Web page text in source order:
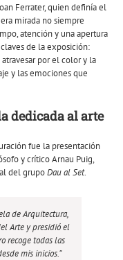
Ferrater, quien definía el
mirada no siempre
atención y una apertura
de la exposición:
por el color y la
y las emociones que
dedicada al arte
fue la presentación
y crítico Arnau Puig,
del grupoDau al Set.
de Arquitectura,
Arte y presidió el
recoge todas las
mis inicios.”